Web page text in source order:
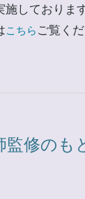
施しておりま
こちら ご覧くだ
監修のも